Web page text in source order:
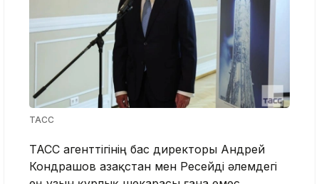
ТАСС
ТАСС агенттігінің бас директоры Андрей
Кондрашов Қазақстан мен Ресейді әлемдегі